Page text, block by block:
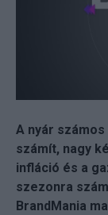
A nyár
számít, nagy
infláció és a
szezonra
BrandMania